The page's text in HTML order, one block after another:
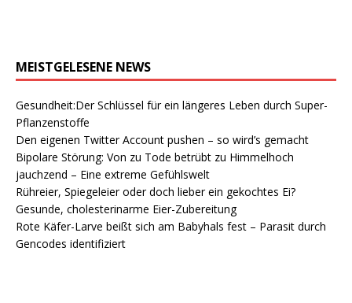
MEISTGELESENE NEWS
Gesundheit:Der Schlüssel für ein längeres Leben durch Super-
Pflanzenstoffe
Den eigenen Twitter Account pushen – so wird’s gemacht
Bipolare Störung: Von zu Tode betrübt zu Himmelhoch
jauchzend – Eine extreme Gefühlswelt
Rühreier, Spiegeleier oder doch lieber ein gekochtes Ei?
Gesunde, cholesterinarme Eier-Zubereitung
Rote Käfer-Larve beißt sich am Babyhals fest – Parasit durch
Gencodes identifiziert